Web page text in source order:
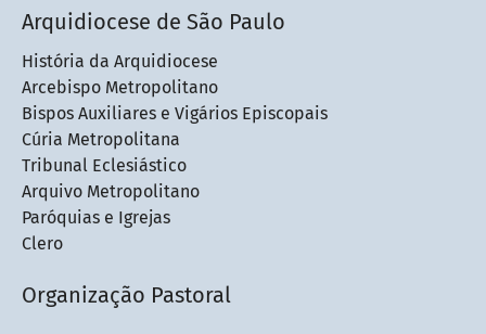
Arquidiocese de São Paulo
História da Arquidiocese
Arcebispo Metropolitano
Bispos Auxiliares e Vigários Episcopais
Cúria Metropolitana
Tribunal Eclesiástico
Arquivo Metropolitano
Paróquias e Igrejas
Clero
Organização Pastoral